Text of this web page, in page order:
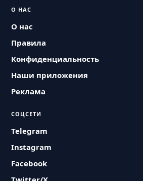
О НАС
О нас
Правила
Конфиденциальность
Наши приложения
Реклама
СОЦСЕТИ
Telegram
Instagram
Facebook